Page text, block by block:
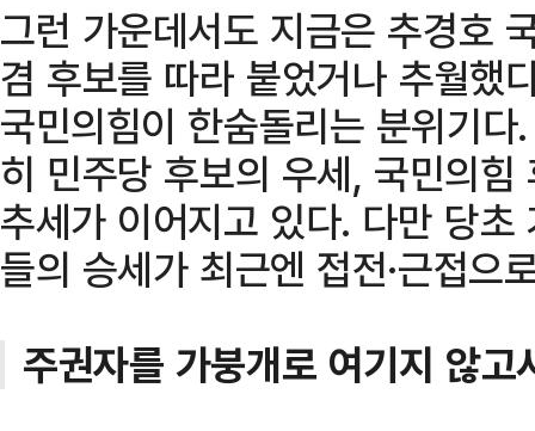
그런 가운데서도 지금은 추경호
겸 후보를 따라 붙었거나 추월했
국민의힘이 한숨돌리는 분위기
히 민주당 후보의 우세, 국민의
추세가 이어지고 있다. 다만 당
들의 승세가 최근엔 접전·근접으
주권자를 가붕개로 여기지 않고